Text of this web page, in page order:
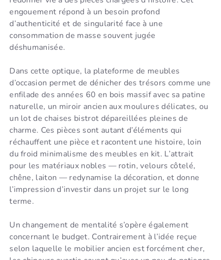
engouement répond à un besoin profond
d’authenticité et de singularité face à une
consommation de masse souvent jugée
déshumanisée.
Dans cette optique, la plateforme de meubles
d’occasion permet de dénicher des trésors comme une
enfilade des années 60 en bois massif avec sa patine
naturelle, un miroir ancien aux moulures délicates, ou
un lot de chaises bistrot dépareillées pleines de
charme. Ces pièces sont autant d’éléments qui
réchauffent une pièce et racontent une histoire, loin
du froid minimalisme des meubles en kit. L’attrait
pour les matériaux nobles — rotin, velours côtelé,
chêne, laiton — redynamise la décoration, et donne
l’impression d’investir dans un projet sur le long
terme.
Un changement de mentalité s’opère également
concernant le budget. Contrairement à l’idée reçue
selon laquelle le mobilier ancien est forcément cher,